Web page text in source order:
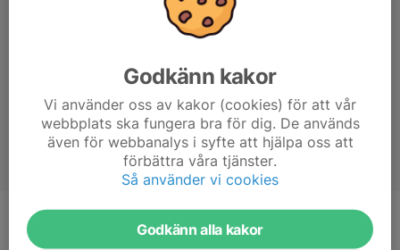
Titel
Ungdomsledare
Godkänn kakor
Vi använder oss av kakor (cookies) för att vår
webbplats ska fungera bra för dig. De används
även för webbanalys i syfte att hjälpa oss att
förbättra våra tjänster.
Så använder vi cookies
Godkänn alla kakor